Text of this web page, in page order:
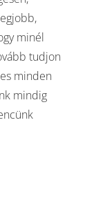
minél
tudjon
minden
mindig